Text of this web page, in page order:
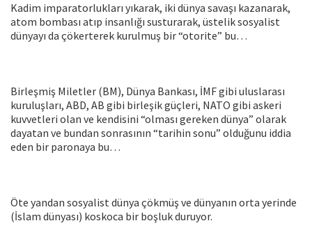
Kadim imparatorlukları yıkarak, iki dünya savaşı kazanarak,
atom bombası atıp insanlığı susturarak, üstelik sosyalist
dünyayı da çökerterek kurulmuş bir “otorite” bu…
Birleşmiş Miletler (BM), Dünya Bankası, İMF gibi uluslarası
kuruluşları, ABD, AB gibi birleşik güçleri, NATO gibi askeri
kuvvetleri olan ve kendisini “olması gereken dünya” olarak
dayatan ve bundan sonrasının “tarihin sonu” olduğunu iddia
eden bir paronaya bu…
Öte yandan sosyalist dünya çökmüş ve dünyanın orta yerinde
(İslam dünyası) koskoca bir boşluk duruyor.